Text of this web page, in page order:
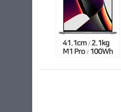
라이젠5(ZEN3+)
라이젠5(ZEN4)
라이젠7(ZEN)
라이젠7(ZEN+)
라이젠7(ZEN2)
라이젠7(ZEN3+)